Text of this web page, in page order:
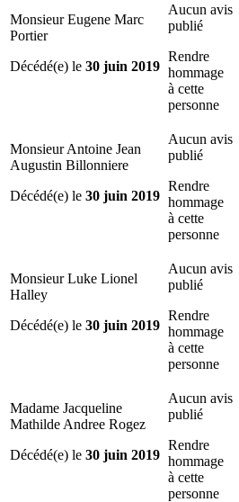
Monsieur Eugene Marc
Portier
Décédé(e) le 30 juin 2019
Aucun avis
publié
Rendre
hommage
à cette
personne
Monsieur Antoine Jean
Augustin Billonniere
Décédé(e) le 30 juin 2019
Aucun avis
publié
Rendre
hommage
à cette
personne
Monsieur Luke Lionel
Halley
Décédé(e) le 30 juin 2019
Aucun avis
publié
Rendre
hommage
à cette
personne
Madame Jacqueline
Mathilde Andree Rogez
Décédé(e) le 30 juin 2019
Aucun avis
publié
Rendre
hommage
à cette
personne